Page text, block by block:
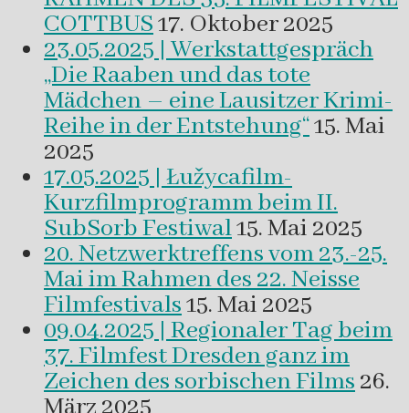
COTTBUS17. Oktober 2025
23.05.2025 | Werkstattgespräch
„Die Raaben und das tote
Mädchen – eine Lausitzer Krimi-
Reihe in der Entstehung“15. Mai
2025
17.05.2025 | Łužycafilm-
Kurzfilmprogramm beim II.
SubSorb Festiwal15. Mai 2025
20. Netzwerktreffens vom 23.-25.
Mai im Rahmen des 22. Neisse
Filmfestivals15. Mai 2025
09.04.2025 | Regionaler Tag beim
37. Filmfest Dresden ganz im
Zeichen des sorbischen Films 26.